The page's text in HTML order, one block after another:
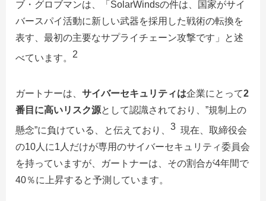
ブ・グロブマンは、「SolarWindsの件は、国家がサイ
バースパイ活動に新しい武器を採用した戦術の転換を
表す、最初の主要なサプライチェーン攻撃です」と述
べています。 2
ガートナーは、 サイバーセキュリティは企業にとって2
番目に高いリスク源として認識されており、”規制上の
懸念”に負けている、と伝えており、 3 現在、取締役会
の10人に1人だけが専用のサイバーセキュリティ委員会
を持っていますが、ガートナーは、その割合が4年間で
40％に上昇すると予測しています。